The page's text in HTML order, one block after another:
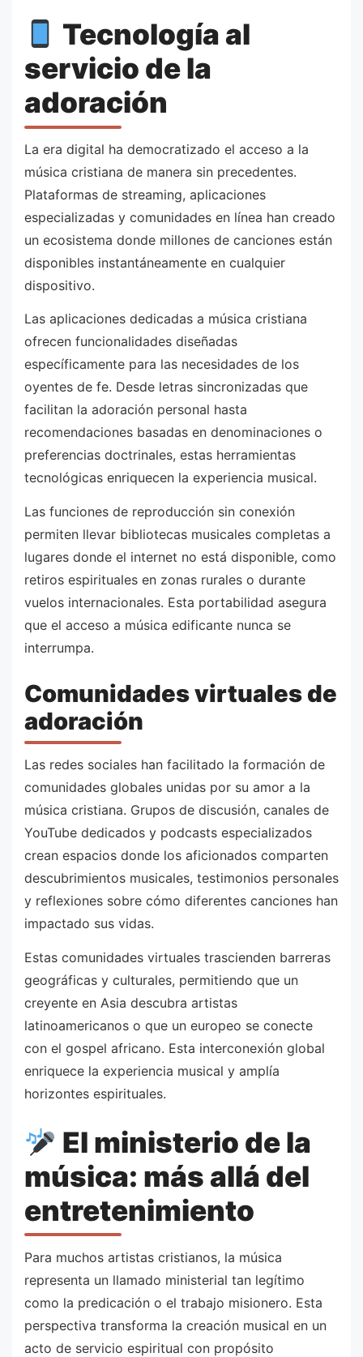
Tecnología al
servicio de la
adoración
La era digital ha democratizado el acceso a la
música cristiana de manera sin precedentes.
Plataformas de streaming, aplicaciones
especializadas y comunidades en línea han creado
un ecosistema donde millones de canciones están
disponibles instantáneamente en cualquier
dispositivo.
Las aplicaciones dedicadas a música cristiana
ofrecen funcionalidades diseñadas
específicamente para las necesidades de los
oyentes de fe. Desde letras sincronizadas que
facilitan la adoración personal hasta
recomendaciones basadas en denominaciones o
preferencias doctrinales, estas herramientas
tecnológicas enriquecen la experiencia musical.
Las funciones de reproducción sin conexión
permiten llevar bibliotecas musicales completas a
lugares donde el internet no está disponible, como
retiros espirituales en zonas rurales o durante
vuelos internacionales. Esta portabilidad asegura
que el acceso a música edificante nunca se
interrumpa.
Comunidades virtuales de
adoración
Las redes sociales han facilitado la formación de
comunidades globales unidas por su amor a la
música cristiana. Grupos de discusión, canales de
YouTube dedicados y podcasts especializados
crean espacios donde los aficionados comparten
descubrimientos musicales, testimonios personales
y reflexiones sobre cómo diferentes canciones han
impactado sus vidas.
Estas comunidades virtuales trascienden barreras
geográficas y culturales, permitiendo que un
creyente en Asia descubra artistas
latinoamericanos o que un europeo se conecte
con el gospel africano. Esta interconexión global
enriquece la experiencia musical y amplía
horizontes espirituales.
El ministerio de la
música: más allá del
entretenimiento
Para muchos artistas cristianos, la música
representa un llamado ministerial tan legítimo
como la predicación o el trabajo misionero. Esta
perspectiva transforma la creación musical en un
acto de servicio espiritual con propósito